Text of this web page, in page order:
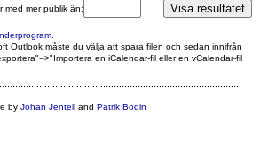
med mer publik än:
Outlook måste du välja att spara filen och sedan innifrån
>"Importera en iCalendar-fil eller en vCalendar-fil
by Johan Jentelland Patrik Bodin